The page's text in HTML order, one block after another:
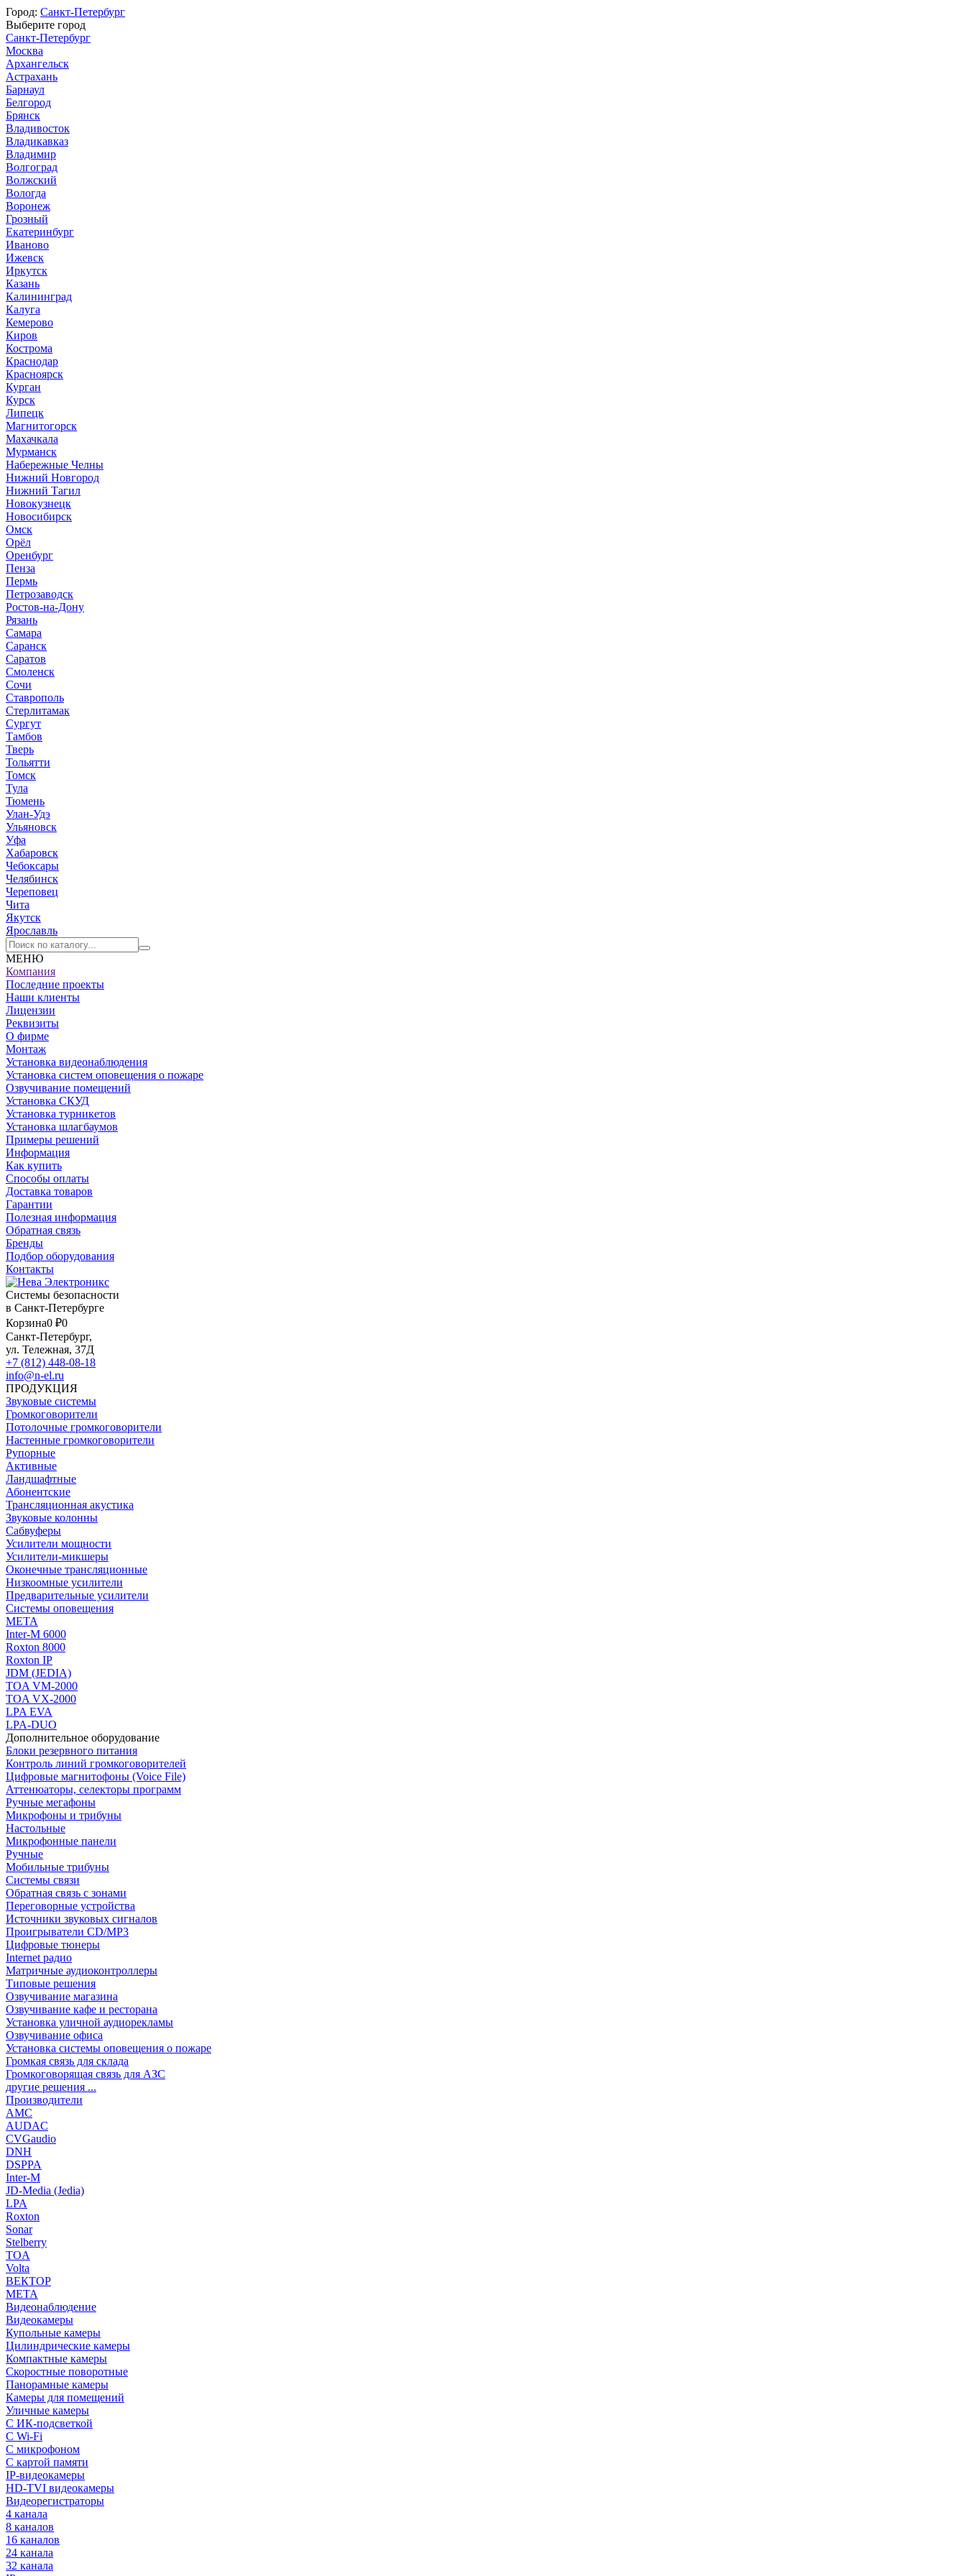
Город: Санкт-Петербург
Выберите город
Санкт-Петербург
Москва
Архангельск
Астрахань
Барнаул
Белгород
Брянск
Владивосток
Владикавказ
Владимир
Волгоград
Волжский
Вологда
Воронеж
Грозный
Екатеринбург
Иваново
Ижевск
Иркутск
Казань
Калининград
Калуга
Кемерово
Киров
Кострома
Краснодар
Красноярск
Курган
Курск
Липецк
Магнитогорск
Махачкала
Мурманск
Набережные Челны
Нижний Новгород
Нижний Тагил
Новокузнецк
Новосибирск
Омск
Орёл
Оренбург
Пенза
Пермь
Петрозаводск
Ростов-на-Дону
Рязань
Самара
Саранск
Саратов
Смоленск
Сочи
Ставрополь
Стерлитамак
Сургут
Тамбов
Тверь
Тольятти
Томск
Тула
Тюмень
Улан-Удэ
Ульяновск
Уфа
Хабаровск
Чебоксары
Челябинск
Череповец
Чита
Якутск
Ярославль
МЕНЮ
Компания
Последние проекты
Наши клиенты
Лицензии
Реквизиты
О фирме
Монтаж
Установка видеонаблюдения
Установка систем оповещения о пожаре
Озвучивание помещений
Установка СКУД
Установка турникетов
Установка шлагбаумов
Примеры решений
Информация
Как купить
Способы оплаты
Доставка товаров
Гарантии
Полезная информация
Обратная связь
Бренды
Подбор оборудования
Контакты
Системы безопасности
в Санкт-Петербурге
Корзина0 ₽0
Санкт-Петербург,
ул. Тележная, 37Д
+7 (812) 448-08-18
info@n-el.ru
ПРОДУКЦИЯ
Звуковые системы
Громкоговорители
Потолочные громкоговорители
Настенные громкоговорители
Рупорные
Активные
Ландшафтные
Абонентские
Трансляционная акустика
Звуковые колонны
Сабвуферы
Усилители мощности
Усилители-микшеры
Оконечные трансляционные
Низкоомные усилители
Предварительные усилители
Системы оповещения
МЕТА
Inter-M 6000
Roxton 8000
Roxton IP
JDM (JEDIA)
TOA VM-2000
TOA VX-2000
LPA EVA
LPA-DUO
Дополнительное оборудование
Блоки резервного питания
Контроль линий громкоговорителей
Цифровые магнитофоны (Voice File)
Аттенюаторы, селекторы программ
Ручные мегафоны
Микрофоны и трибуны
Настольные
Микрофонные панели
Ручные
Мобильные трибуны
Системы связи
Обратная связь с зонами
Переговорные устройства
Источники звуковых сигналов
Проигрыватели CD/MP3
Цифровые тюнеры
Internet радио
Матричные аудиоконтроллеры
Типовые решения
Озвучивание магазина
Озвучивание кафе и ресторана
Установка уличной аудиорекламы
Озвучивание офиса
Установка системы оповещения о пожаре
Громкая связь для склада
Громкоговорящая связь для АЗС
другие решения ...
Производители
AMC
AUDAC
CVGaudio
DNH
DSPPA
Inter-M
JD-Media (Jedia)
LPA
Roxton
Sonar
Stelberry
TOA
Volta
ВЕКТОР
МЕТА
Видеонаблюдение
Видеокамеры
Купольные камеры
Цилиндрические камеры
Компактные камеры
Скоростные поворотные
Панорамные камеры
Камеры для помещений
Уличные камеры
С ИК-подсветкой
С Wi-Fi
С микрофоном
С картой памяти
IP-видеокамеры
HD-TVI видеокамеры
Видеорегистраторы
4 канала
8 каналов
16 каналов
24 канала
32 канала